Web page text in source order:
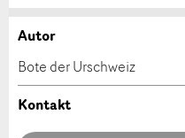
Anzeige
Ihr Feedback wird sehr
Anzeige
Empfehlen Sie diese
Autor
Bote der Urschweiz
Kontakt